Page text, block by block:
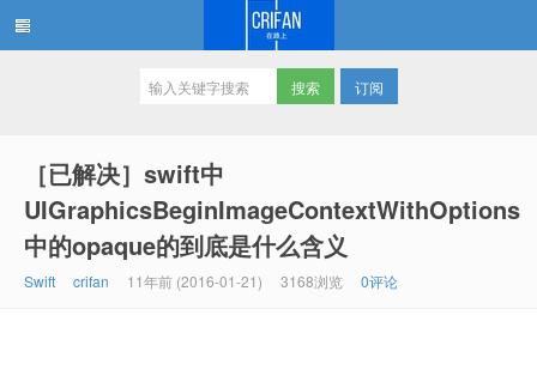
订阅
［已解决］swift中
UIGraphicsBeginImageContextWithOptions
中的opaque的到底是什么含义
Swift crifan 11年前 (2016-01-21) 3168浏览 0评论